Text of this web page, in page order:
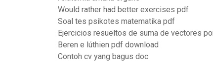
Would rather had better exercises pdf
Soal tes psikotes matematika pdf
Ejercicios resueltos de suma de vectores
Beren e lúthien pdf download
Contoh cv yang bagus doc